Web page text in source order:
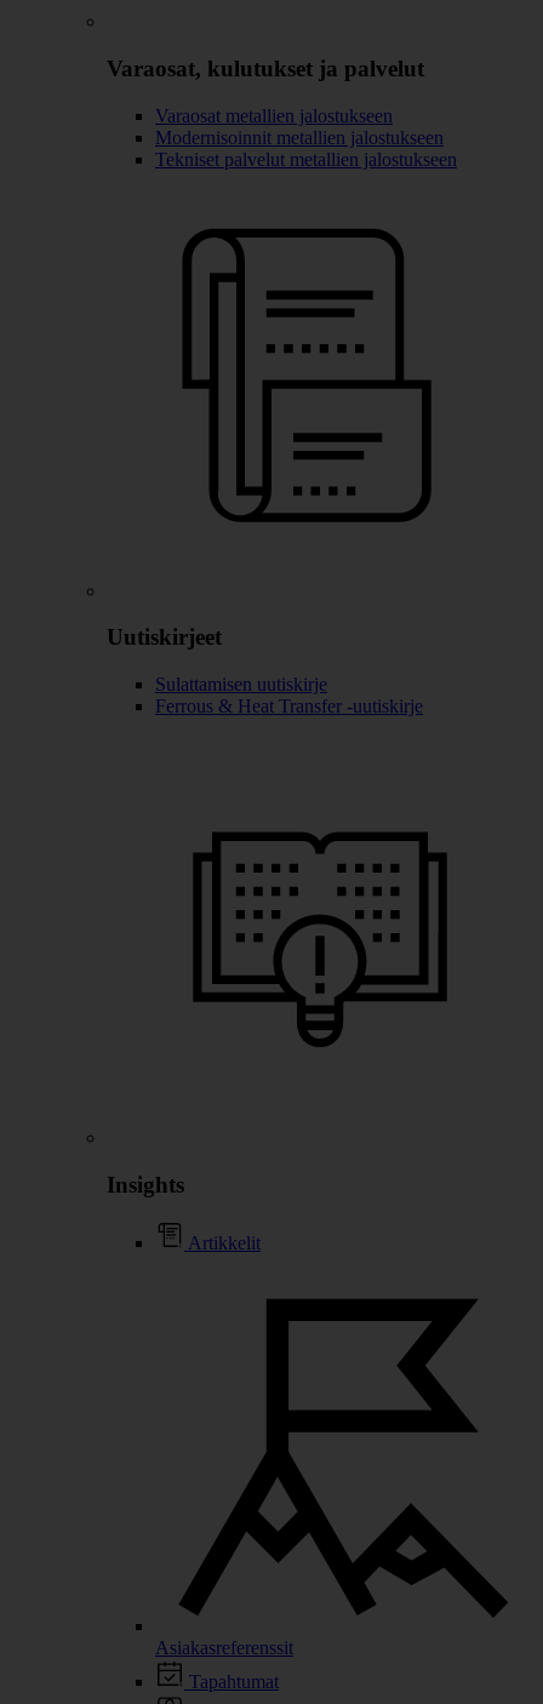
Varaosat, kulutukset ja palvelut
Varaosat metallien jalostukseen
Modernisoinnit metallien jalostukseen
Tekniset palvelut metallien jalostukseen
Uutiskirjeet
Sulattamisen uutiskirje
Ferrous & Heat Transfer -uutiskirje
Insights
Artikkelit
Asiakasreferenssit
Tapahtumat